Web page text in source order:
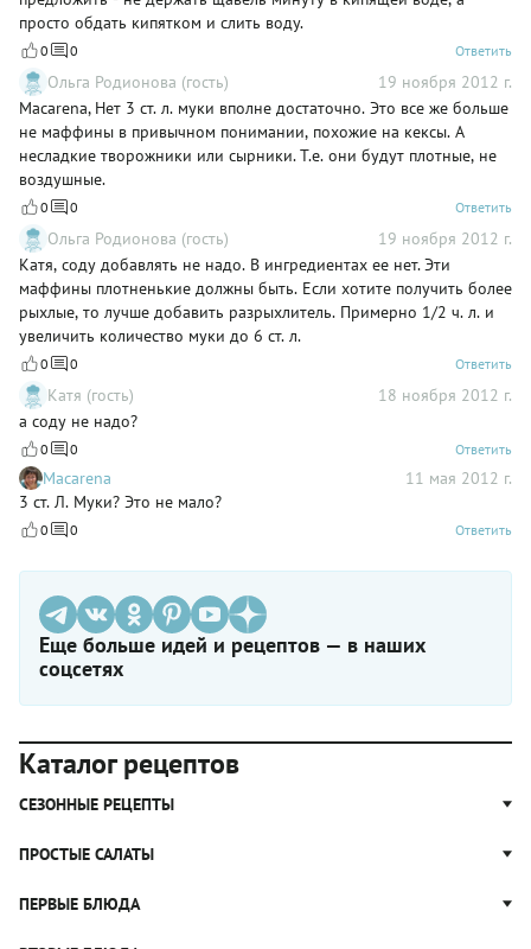
просто обдать кипятком и слить воду.
0 0 Ответить
Ольга Родионова (гость)
19 ноября 2012 г.
Macarena, Нет 3 ст. л. муки вполне достаточно. Это все же больше
не маффины в привычном понимании, похожие на кексы. А
несладкие творожники или сырники. Т.е. они будут плотные, не
воздушные.
0 0 Ответить
Ольга Родионова (гость)
19 ноября 2012 г.
Катя, соду добавлять не надо. В ингредиентах ее нет. Эти
маффины плотненькие должны быть. Если хотите получить более
рыхлые, то лучше добавить разрыхлитель. Примерно 1/2 ч. л. и
увеличить количество муки до 6 ст. л.
0 0 Ответить
Катя (гость)
18 ноября 2012 г.
а соду не надо?
0 0 Ответить
Macarena
11 мая 2012 г.
3 ст. Л. Муки? Это не мало?
0 0 Ответить
Еще больше идей и рецептов — в наших
соцсетях
Каталог рецептов
СЕЗОННЫЕ РЕЦЕПТЫ
Рецепты из капусты
Рецепты с грибами
ПРОСТЫЕ САЛАТЫ
Простые салаты
ПЕРВЫЕ БЛЮДА